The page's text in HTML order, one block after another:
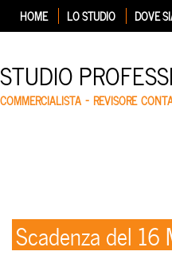
HOME LO STUDIO DOVE
STUDIO
COMMERCIALISTA – REVISORE
Scadenza del